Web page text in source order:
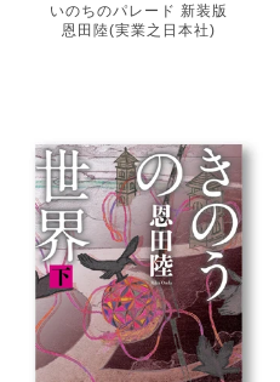
いのちのパレード 新装版
恩田陸(実業之日本社)